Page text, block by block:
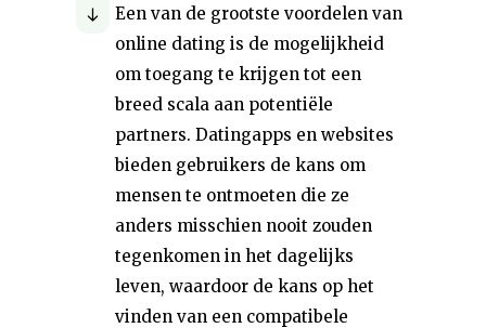
Een van de grootste voordelen van
online dating is de mogelijkheid
om toegang te krijgen tot een
breed scala aan potentiële
partners. Datingapps en websites
bieden gebruikers de kans om
mensen te ontmoeten die ze
anders misschien nooit zouden
tegenkomen in het dagelijks
leven, waardoor de kans op het
vinden van een compatibele